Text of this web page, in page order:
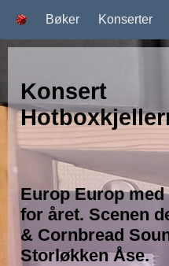
Bøker Konserter
Konsert
Europ Europ
for året. Scenen
& Cornbread
Storløkken Åse.